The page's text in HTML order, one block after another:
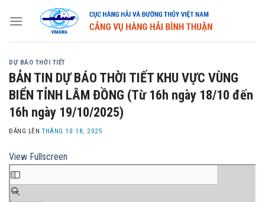
DỰ BÁO THỜI TIẾT
BẢN TIN DỰ BÁO THỜI TIẾT KHU VỰC VÙNG
BIỂN TỈNH LÂM ĐỒNG (Từ 16h ngày 18/10 đến
16h ngày 19/10/2025)
ĐĂNG LÊNTHÁNG 10 18, 2025
View Fullscreen